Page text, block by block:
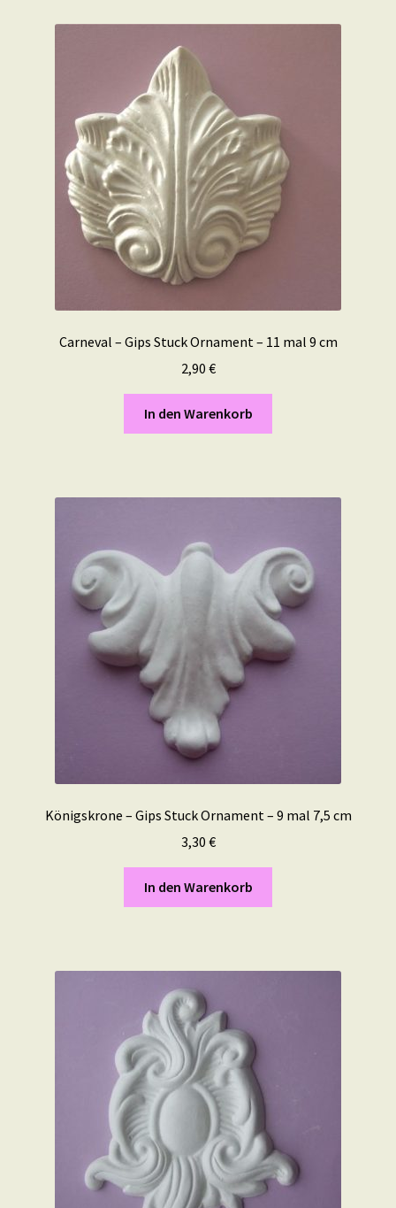
Carneval – Gips Stuck Ornament – 11 mal 9 cm
2,90 €
In den Warenkorb
Königskrone – Gips Stuck Ornament – 9 mal 7,5 cm
3,30 €
In den Warenkorb